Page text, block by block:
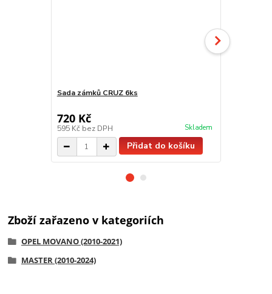
Sada zámků CRUZ 6ks
720 Kč
595 Kč bez DPH Skladem
Přidat do košíku
Zboží zařazeno v kategoriích
OPEL MOVANO (2010-2021)
MASTER (2010-2024)